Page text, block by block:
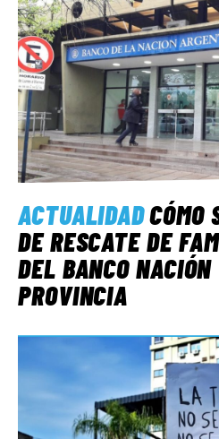
ACTUALIDADCÓMO
DE RESCATE DE
DEL BANCO
PROVINCIA